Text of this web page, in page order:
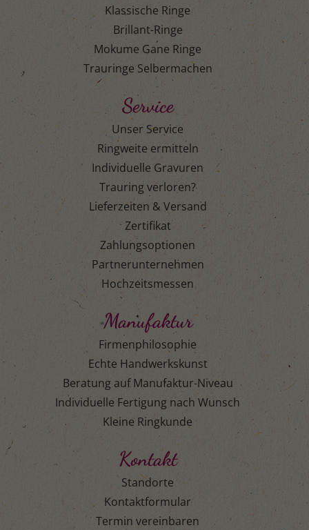
Klassische Ringe
Brillant-Ringe
Mokume Gane Ringe
Trauringe Selbermachen
Service
Unser Service
Ringweite ermitteln
Individuelle Gravuren
Trauring verloren?
Lieferzeiten & Versand
Zertifikat
Zahlungsoptionen
Partnerunternehmen
Hochzeitsmessen
Manufaktur
Firmenphilosophie
Echte Handwerkskunst
Beratung auf Manufaktur-Niveau
Individuelle Fertigung nach Wunsch
Kleine Ringkunde
Kontakt
Standorte
Kontaktformular
Termin vereinbaren